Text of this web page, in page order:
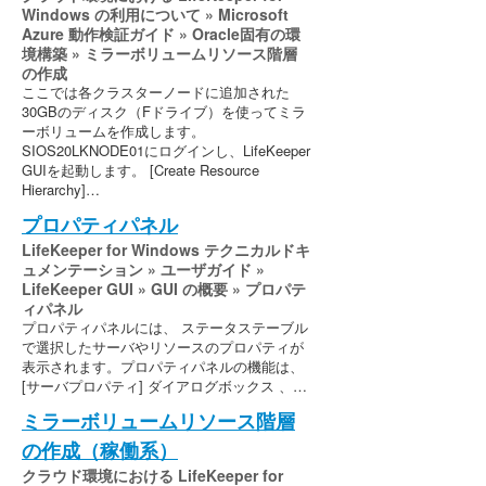
Windows の利用について » Microsoft
Azure 動作検証ガイド » Oracle固有の環
境構築 » ミラーボリュームリソース階層
の作成
ここでは各クラスターノードに追加された
30GBのディスク（Fドライブ）を使ってミラ
ーボリュームを作成します。
SIOS20LKNODE01にログインし、LifeKeeper
GUIを起動します。 [Create Resource
Hierarchy]…
プロパティパネル
LifeKeeper for Windows テクニカルドキ
ュメンテーション » ユーザガイド »
LifeKeeper GUI » GUI の概要 » プロパテ
ィパネル
プロパティパネルには、 ステータステーブル
で選択したサーバやリソースのプロパティが
表示されます。プロパティパネルの機能は、
[サーバプロパティ] ダイアログボックス 、…
ミラーボリュームリソース階層
の作成（稼働系）
クラウド環境における LifeKeeper for